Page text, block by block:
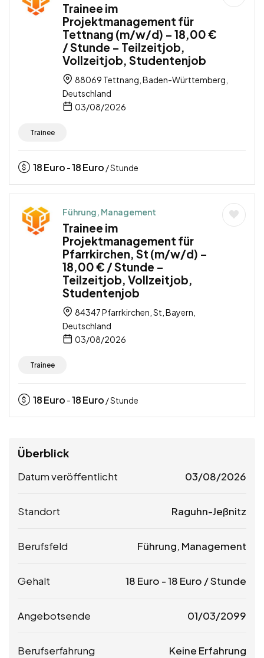
Trainee im
Projektmanagement für
Tettnang (m/w/d) – 18,00 €
/ Stunde – Teilzeitjob,
Vollzeitjob, Studentenjob
88069 Tettnang, Baden-Württemberg,
Deutschland
03/08/2026
Trainee
18Euro -18Euro / Stunde
Führung, Management
Trainee im
Projektmanagement für
Pfarrkirchen, St (m/w/d) –
18,00 € / Stunde –
Teilzeitjob, Vollzeitjob,
Studentenjob
84347 Pfarrkirchen, St, Bayern,
Deutschland
03/08/2026
Trainee
18Euro -18Euro / Stunde
Überblick
Datum veröffentlicht 03/08/2026
Standort Raguhn-Jeßnitz
Berufsfeld Führung, Management
Gehalt 18 Euro -18 Euro / Stunde
Angebotsende 01/03/2099
Berufserfahrung Keine Erfahrung